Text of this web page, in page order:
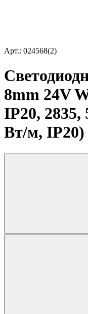
Арт.: 024568(2)
8mm 24V
IP20,
Вт/м, IP20)